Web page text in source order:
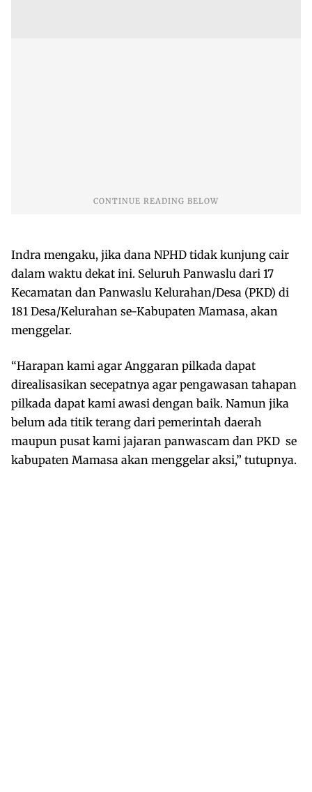
Indra mengaku, jika dana NPHD tidak kunjung cair
dalam waktu dekat ini. Seluruh Panwaslu dari 17
Kecamatan dan Panwaslu Kelurahan/Desa (PKD) di
181 Desa/Kelurahan se-Kabupaten Mamasa, akan
menggelar.
“Harapan kami agar Anggaran pilkada dapat
direalisasikan secepatnya agar pengawasan tahapan
pilkada dapat kami awasi dengan baik. Namun jika
belum ada titik terang dari pemerintah daerah
maupun pusat kami jajaran panwascam dan PKD se
kabupaten Mamasa akan menggelar aksi,” tutupnya.